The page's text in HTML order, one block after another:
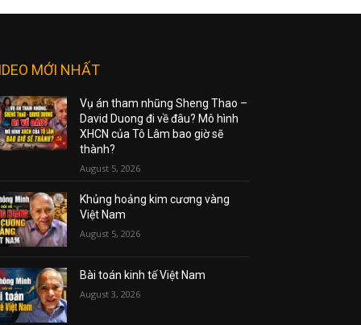
MỚI NHẤT
Vụ án tham nhũng Sheng Thao –
David Duong đi về đâu? Mô hình
XHCN của Tô Lâm bao giờ sẽ
thành?
August 5, 2026
Khủng hoảng kim cương vàng
Việt Nam
August 5, 2026
Bài toán kinh tế Việt Nam
August 3, 2026